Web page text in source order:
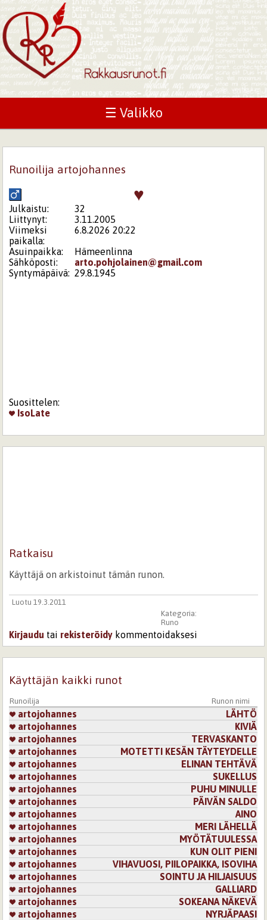
☰ Valikko
Runoilija artojohannes
♥
Julkaistu:
32
Liittynyt:
3.11.2005
Viimeksi
paikalla:
6.8.2026 20:22
Asuinpaikka:
Hämeenlinna
Sähköposti:
arto.pohjolainen@gmail.com
Syntymäpäivä: 29.8.1945
Suosittelen:
IsoLate
Ratkaisu
Käyttäjä on arkistoinut tämän runon.
Luotu 19.3.2011
Kategoria:
Runo
Kirjaudu tai rekisteröidy kommentoidaksesi
Käyttäjän kaikki runot
Runoilija Runon nimi
artojohannes
LÄHTÖ
artojohannes
KIVIÄ
artojohannes
TERVASKANTO
artojohannes
MOTETTI KESÄN TÄYTEYDELLE
artojohannes
ELINAN TEHTÄVÄ
artojohannes
SUKELLUS
artojohannes
PUHU MINULLE
artojohannes
PÄIVÄN SALDO
artojohannes
AINO
artojohannes
MERI LÄHELLÄ
artojohannes
MYÖTÄTUULESSA
artojohannes
KUN OLIT PIENI
artojohannes
VIHAVUOSI, PIILOPAIKKA, ISOVIHA
artojohannes
SOINTU JA HILJAISUUS
artojohannes
GALLIARD
artojohannes
SOKEANA NÄKEVÄ
artojohannes
NYRJÄPAASI